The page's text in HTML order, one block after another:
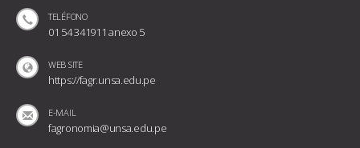
TELÉFONO
01 54 341911 anexo 5
WEB SITE
https://fagr.unsa.edu.pe
E-MAIL
fagronomia@unsa.edu.pe